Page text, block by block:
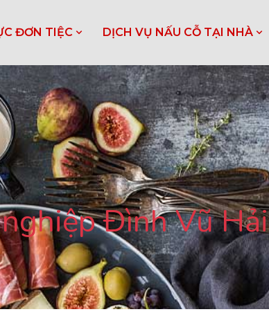
ĐƠN TIỆC DỊCH VỤ NẤU CỖ TẠI NHÀ
Đình Vũ